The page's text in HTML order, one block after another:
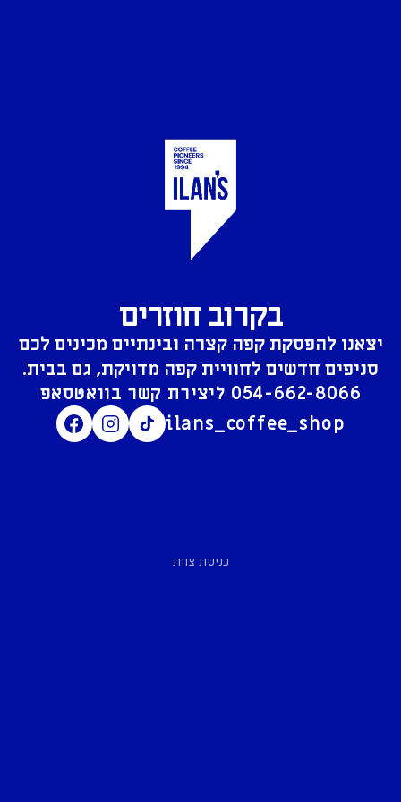
בקרוב חוזרים
יצאנו להפסקת קפה קצרה ובינתיים מכינים לכם
סניפים חדשים לחוויית קפה מדויקת, גם בבית.
054-662-8066
ilans_coffee_shop
כניסת צוות